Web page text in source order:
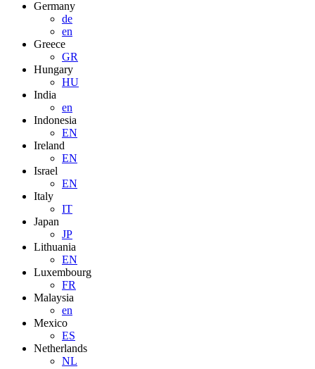
Germany
de
en
Greece
GR
Hungary
HU
India
en
Indonesia
EN
Ireland
EN
Israel
EN
Italy
IT
Japan
JP
Lithuania
EN
Luxembourg
FR
Malaysia
en
Mexico
ES
Netherlands
NL